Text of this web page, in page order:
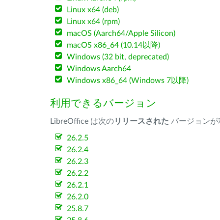
Linux x64 (deb)
Linux x64 (rpm)
macOS (Aarch64/Apple Silicon)
macOS x86_64 (10.14以降)
Windows (32 bit, deprecated)
Windows Aarch64
Windows x86_64 (Windows 7以降)
利用できるバージョン
LibreOffice は次のリリースされた バージョンが
26.2.5
26.2.4
26.2.3
26.2.2
26.2.1
26.2.0
25.8.7